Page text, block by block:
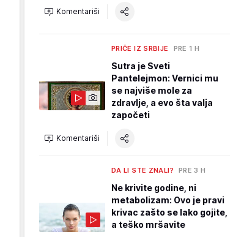
Komentariši
PRIČE IZ SRBIJE PRE 1 H
Sutra je Sveti
Pantelejmon: Vernici mu
se najviše mole za
zdravlje, a evo šta valja
započeti
Komentariši
DA LI STE ZNALI? PRE 3 H
Ne krivite godine, ni
metabolizam: Ovo je pravi
krivac zašto se lako gojite,
a teško mršavite